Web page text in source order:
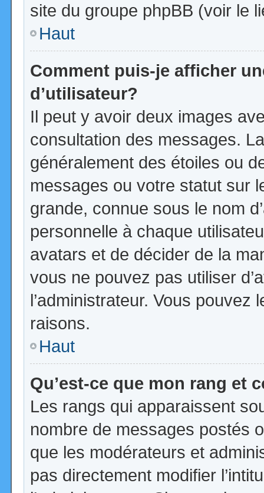
site du groupe phpBB (voir le
Haut
Comment puis-je afficher
d’utilisateur?
Il peut y avoir deux images
consultation des messages.
généralement des étoiles ou
messages ou votre statut sur
grande, connue sous le nom
personnelle à chaque
avatars et de décider de la
vous ne pouvez pas utiliser
l’administrateur. Vous
raisons.
Haut
Qu’est-ce que mon rang et
Les rangs qui apparaissent
nombre de messages postés
que les modérateurs et
pas directement modifier